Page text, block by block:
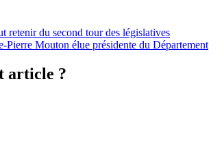
retenir du second tour des législatives
Pierre Mouton élue présidente du Département
article ?